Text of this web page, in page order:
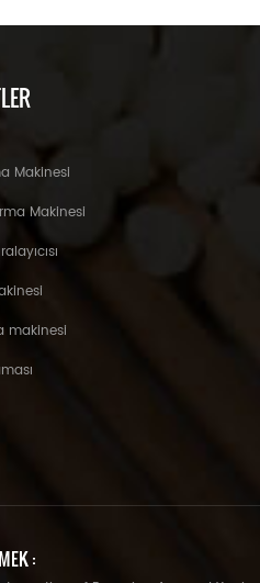
Makinesi
Makinesi
makinesi
: